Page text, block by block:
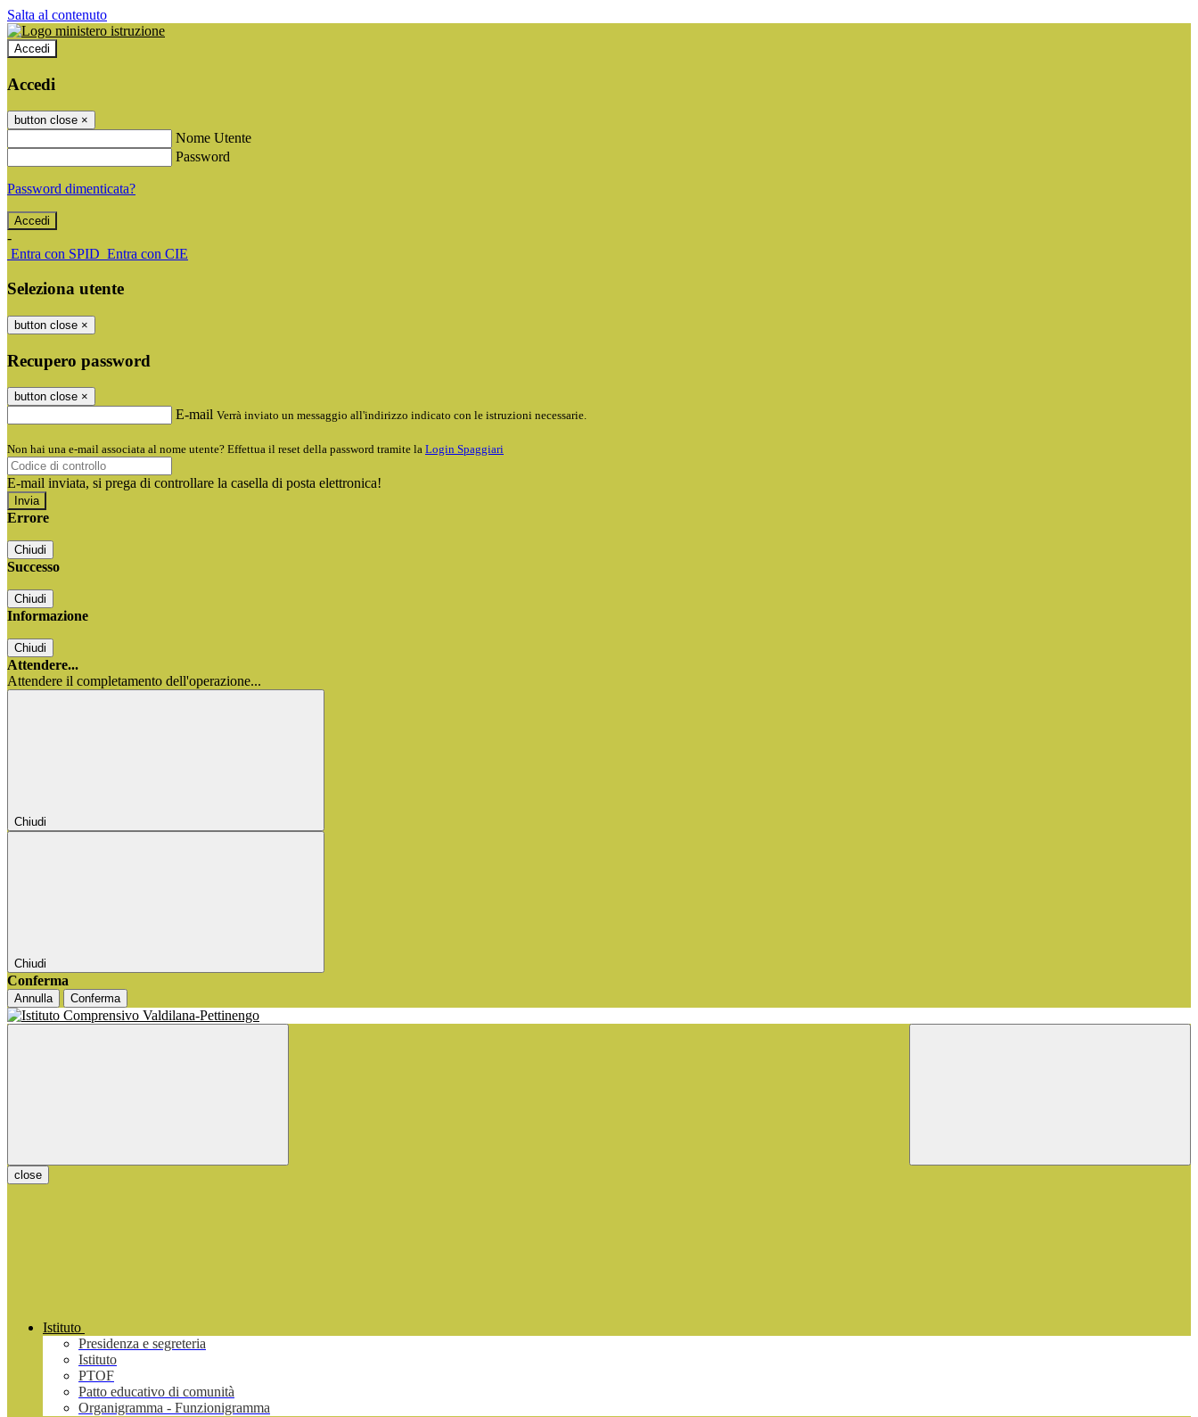
Salta al contenuto
Accedi
Accedi
button close ×
Nome Utente
Password
Password dimenticata?
-
Entra con SPID Entra con CIE
Seleziona utente
button close ×
Recupero password
button close ×
E-mail Verrà inviato un messaggio all'indirizzo indicato con le istruzioni necessarie.
Non hai una e-mail associata al nome utente? Effettua il reset della password tramite la Login Spaggiari
E-mail inviata, si prega di controllare la casella di posta elettronica!
Errore
Chiudi
Successo
Chiudi
Informazione
Chiudi
Attendere...
Attendere il completamento dell'operazione...
Chiudi
Chiudi
Conferma
Annulla Conferma
close
Istituto
Presidenza e segreteria
Istituto
PTOF
Patto educativo di comunità
Organigramma - Funzionigramma